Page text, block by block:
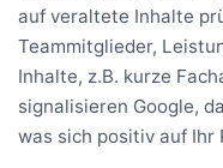
auf veraltete Inhalte
Teammitglieder,
Inhalte, z.B. kurze
signalisieren Google,
was sich positiv auf Ihr